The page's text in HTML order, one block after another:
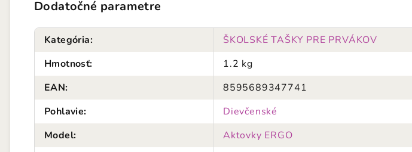
Dodatočné parametre
Kategória:
ŠKOLSKÉ TAŠKY PRE PRVÁKOV
Hmotnosť:
1.2 kg
EAN:
8595689347741
Pohlavie:
Dievčenské
Model:
Aktovky ERGO